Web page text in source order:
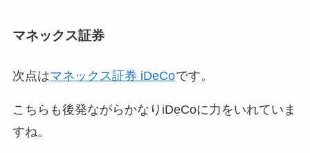
マネックス証券
次点はマネックス証券 iDeCoです。
こちらも後発ながらかなりiDeCoに力をいれていま
すね。